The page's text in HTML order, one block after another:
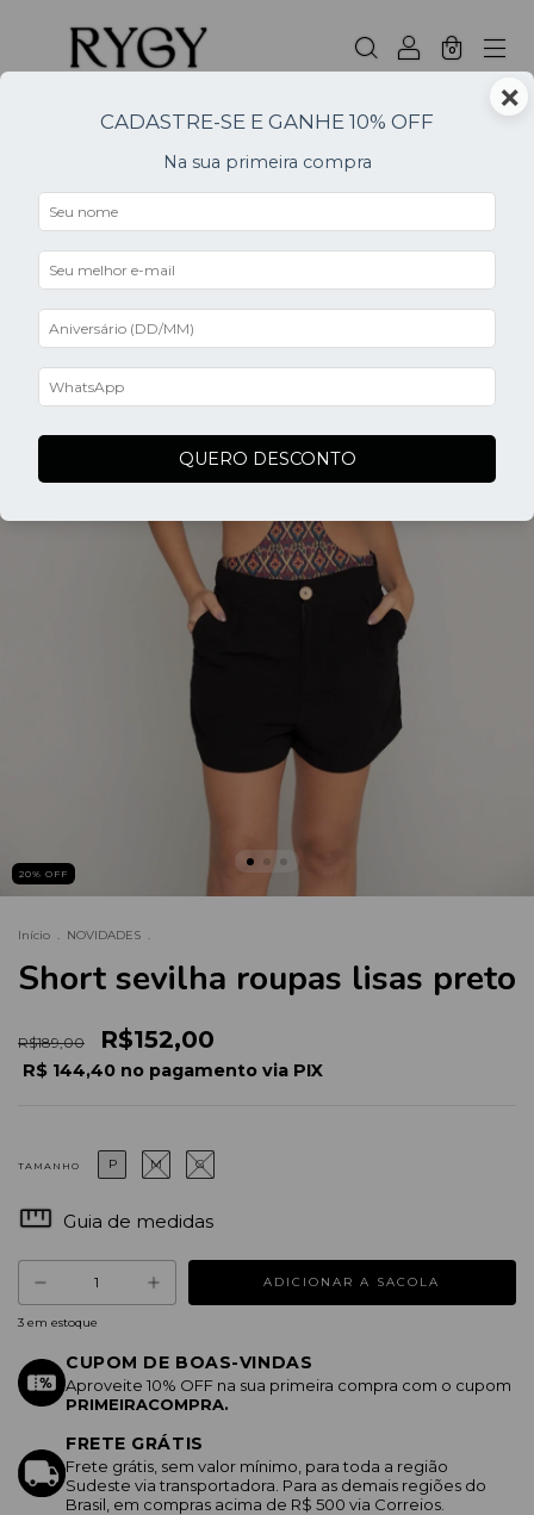
0
20% OFF
Início . NOVIDADES .
Short sevilha roupas lisas preto
R$189,00 R$152,00
R$ 144,40 no pagamento via PIX
TAMANHO P M G
Guia de medidas
3 em estoque
CUPOM DE BOAS-VINDAS
Aproveite 10% OFF na sua primeira compra com o cupom
PRIMEIRACOMPRA.
FRETE GRÁTIS
Frete grátis, sem valor mínimo, para toda a região
Sudeste via transportadora. Para as demais regiões do
Brasil, em compras acima de R$ 500 via Correios.
×
CADASTRE-SE E GANHE 10% OFF
Na sua primeira compra
QUERO DESCONTO